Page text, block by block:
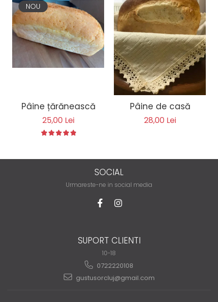
NOU
Pâine țărănească
25,00 Lei
Pâine de casă
28,00 Lei
SOCIAL
Urmareste-ne in social media
SUPORT CLIENTI
10-18
0722220108
gustusorcluj@gmail.com